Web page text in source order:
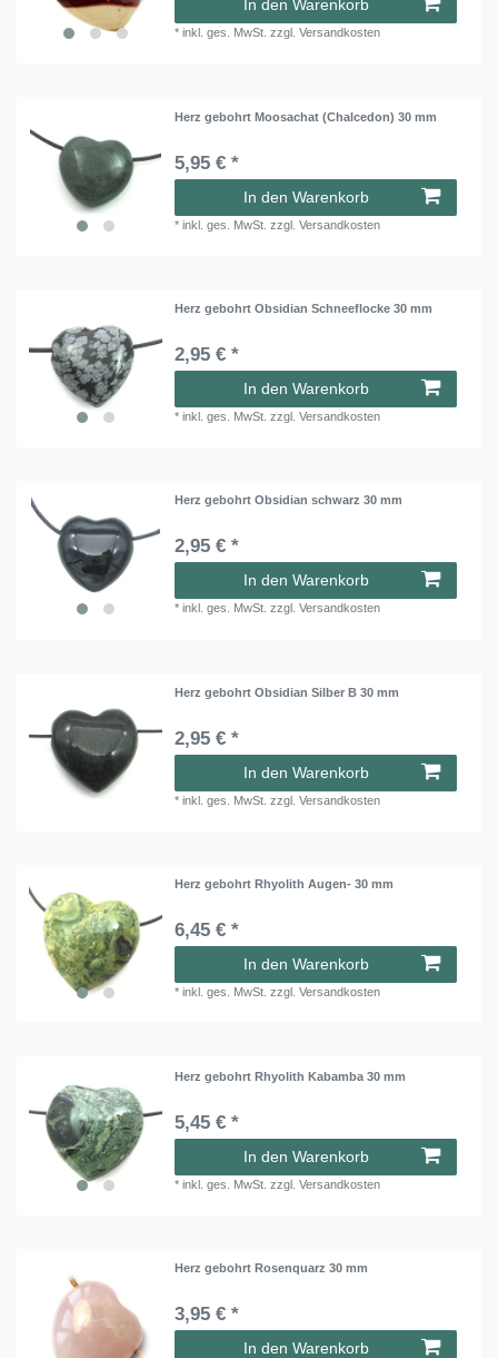
In den Warenkorb
*inkl. ges. MwSt. zzgl.Versandkosten
Herz gebohrt Moosachat (Chalcedon) 30 mm
5,95 € *
In den Warenkorb
*inkl. ges. MwSt. zzgl.Versandkosten
Herz gebohrt Obsidian Schneeflocke 30 mm
2,95 € *
In den Warenkorb
*inkl. ges. MwSt. zzgl.Versandkosten
Herz gebohrt Obsidian schwarz 30 mm
2,95 € *
In den Warenkorb
*inkl. ges. MwSt. zzgl.Versandkosten
Herz gebohrt Obsidian Silber B 30 mm
2,95 € *
In den Warenkorb
*inkl. ges. MwSt. zzgl.Versandkosten
Herz gebohrt Rhyolith Augen- 30 mm
6,45 € *
In den Warenkorb
*inkl. ges. MwSt. zzgl.Versandkosten
Herz gebohrt Rhyolith Kabamba 30 mm
5,45 € *
In den Warenkorb
*inkl. ges. MwSt. zzgl.Versandkosten
Herz gebohrt Rosenquarz 30 mm
3,95 € *
In den Warenkorb